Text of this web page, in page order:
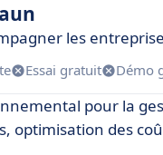
les
Essai gratuit Démo
pour la
optimisation des